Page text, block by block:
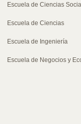
Escuela de Ciencias
Escuela de Ciencias
Escuela de Ingeniería
Escuela de Negocios y